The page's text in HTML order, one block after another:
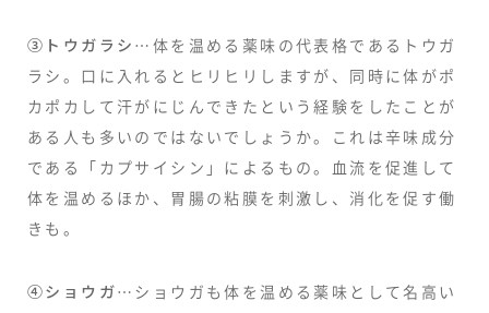
③トウガラシ …体を温める薬味の代表格であるトウガ
ラシ。口に入れるとヒリヒリしますが、同時に体がポ
カポカして汗がにじんできたという経験をしたことが
ある人も多いのではないでしょうか。これは辛味成分
である「カプサイシン」によるもの。血流を促進して
体を温めるほか、胃腸の粘膜を刺激し、消化を促す働
きも。
④ショウガ…ショウガも体を温める薬味として名高い